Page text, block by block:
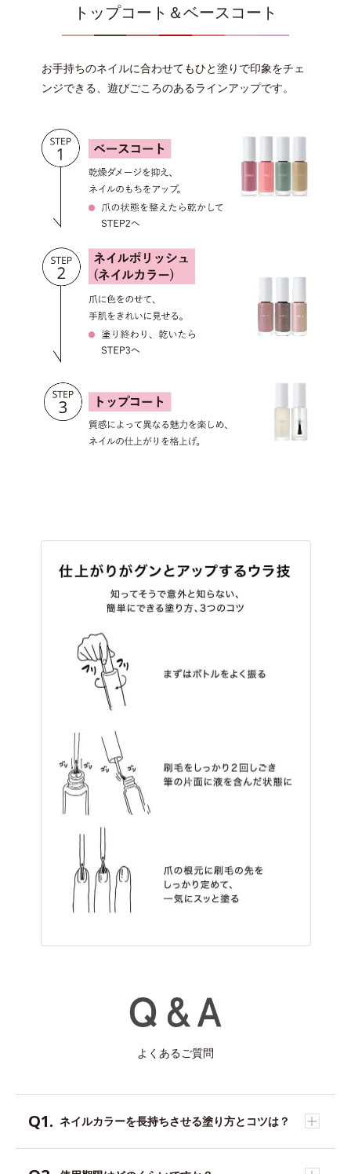
トップコート＆ベースコート
お手持ちのネイルに合わせてもひと塗りで印象をチェ
ンジできる、遊びごころのあるラインアップです。
よくあるご質問
ネイルカラーを長持ちさせる塗り方とコツは？